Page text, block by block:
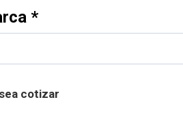
*
cotizar